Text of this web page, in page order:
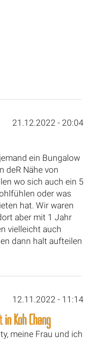
21.12.2022 - 20:04
ein Bungalow
deR Nähe von
wo sich auch ein 5
oder was
hat. Wir waren
aber mit 1 Jahr
vielleicht auch
dann halt aufteilen
12.11.2022 - 11:14
Koh Chang
meine Frau und ich